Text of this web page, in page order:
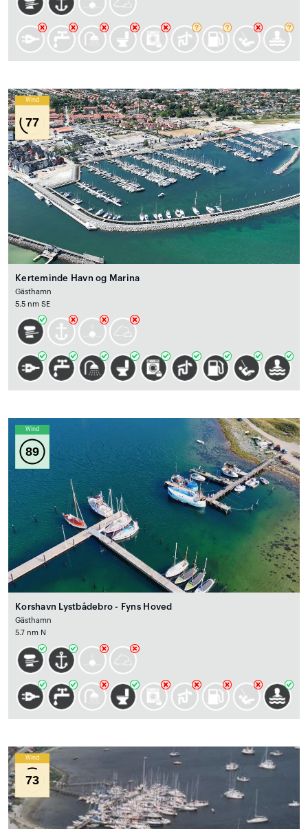
Wind
77
Kerteminde Havn og Marina
Gästhamn
5.5 nm SE
Wind
89
Korshavn Lystbådebro - Fyns Hoved
Gästhamn
5.7 nm N
Wind
73